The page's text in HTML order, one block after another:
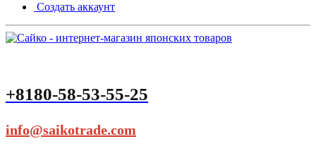
Создать аккаунт
+8180-58-53-55-25
info@saikotrade.com